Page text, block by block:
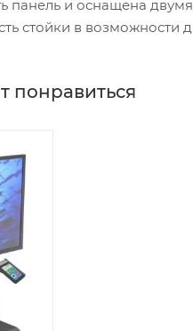
панель и оснащена
стойки в возможности
понравиться